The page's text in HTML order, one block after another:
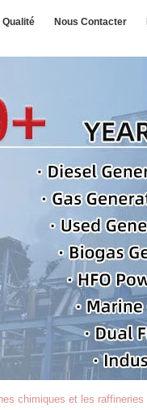
Qualité Nous Contacter
chimiques et les raffineries